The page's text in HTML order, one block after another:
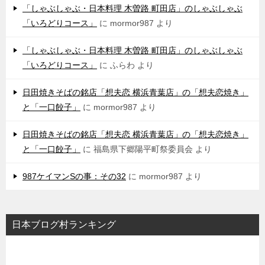
「しゃぶしゃぶ・日本料理 木曽路 町田店」のしゃぶしゃぶ
「いろどりコース」
に mormor987 より
「しゃぶしゃぶ・日本料理 木曽路 町田店」のしゃぶしゃぶ
「いろどりコース」
に ふらわ より
日田焼きそばの銘店「想夫恋 横浜青葉店」の「想夫恋焼き」
と「一口餃子」
に mormor987 より
日田焼きそばの銘店「想夫恋 横浜青葉店」の「想夫恋焼き」
と「一口餃子」
に 福島県下郷陽平町祭委員会 より
987ケイマンSの事：その32 に mormor987 より
日本ブログ村ランキング